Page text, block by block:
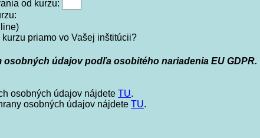
od kurzu:
priamo vo Vašej inštitúcii?
údajov podľa osobitého nariadenia EU GDPR.
osobných údajov nájdete TU.
osobných údajov nájdete TU.